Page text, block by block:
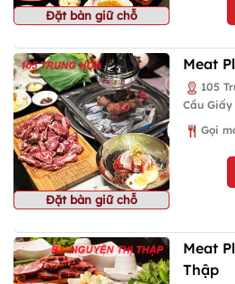
Đặt bàn giữ chỗ
Đặt bàn giữ chỗ
Meat
105
Cầu Giấy
Gọi
Meat
Thập